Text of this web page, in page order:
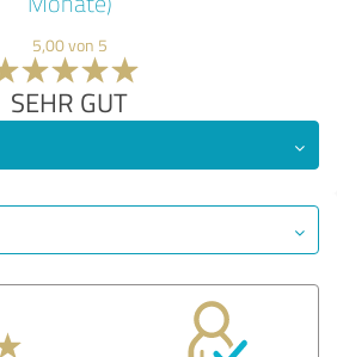
5,00 von 5
SEHR GUT